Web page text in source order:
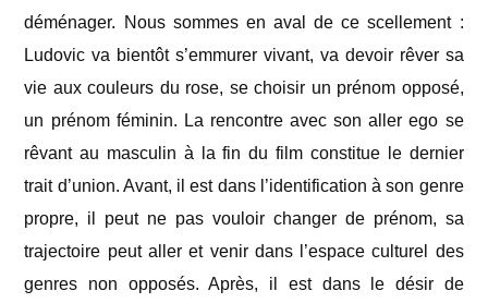
déménager. Nous sommes en aval de ce scellement :
Ludovic va bientôt s’emmurer vivant, va devoir rêver sa
vie aux couleurs du rose, se choisir un prénom opposé,
un prénom féminin. La rencontre avec son aller ego se
rêvant au masculin à la fin du film constitue le dernier
trait d’union. Avant, il est dans l’identification à son genre
propre, il peut ne pas vouloir changer de prénom, sa
trajectoire peut aller et venir dans l’espace culturel des
genres non opposés. Après, il est dans le désir de